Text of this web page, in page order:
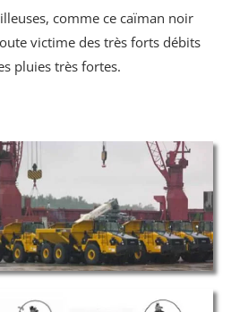
comme ce caïman noir
victime des très forts débits
pluies très fortes.